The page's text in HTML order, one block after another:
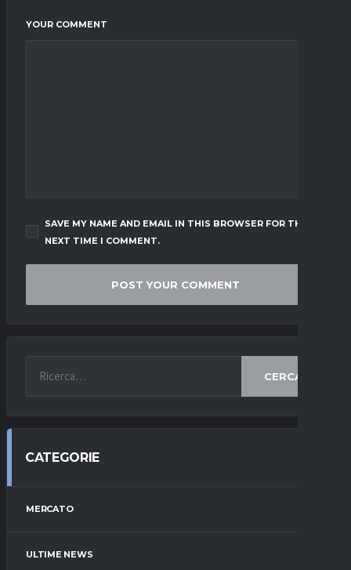
YOUR COMMENT
SAVE MY NAME AND EMAIL IN THIS BROWSER FOR THE
NEXT TIME I COMMENT.
CERCA
CATEGORIE
MERCATO
ULTIME NEWS